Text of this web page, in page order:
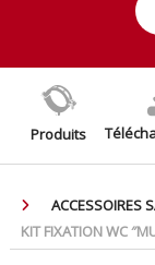
Produits
ACCESSOIRES
KIT FIXATION WC